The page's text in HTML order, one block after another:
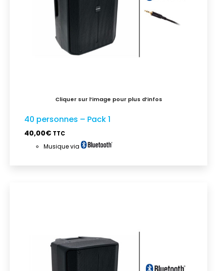
40 personnes – Pack 1
40,00€ TTC
Musique via